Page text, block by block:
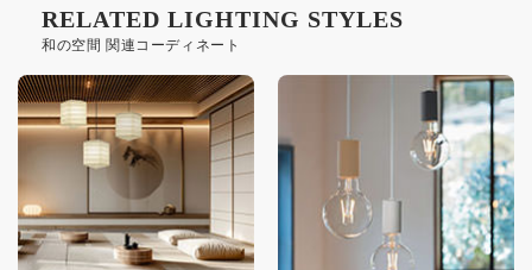
和の空間 関連コーディネート
RELATED LIGHTING STYLES